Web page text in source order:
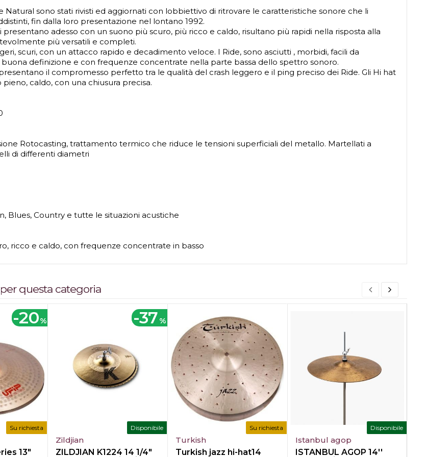
Natural sono stati rivisti ed aggiornati con lobbiettivo di ritrovare le caratteristiche sonore che li
fin dalla loro presentazione nel lontano 1992.
presentano adesso con un suono più scuro, più ricco e caldo, risultano più rapidi nella risposta alla
più versatili e completi.
scuri, con un attacco rapido e decadimento veloce. I Ride, sono asciutti , morbidi, facili da
definizione e con frequenze concentrate nella parte bassa dello spettro sonoro.
il compromesso perfetto tra le qualità del crash leggero e il ping preciso dei Ride. Gli Hi hat
caldo, con una chiusura precisa.
Rotocasting, trattamento termico che riduce le tensioni superficiali del metallo. Martellati a
di differenti diametri
Blues, Country e tutte le situazioni acustiche
ricco e caldo, con frequenze concentrate in basso
questa categoria
-20%
Su richiesta
13"
-37 %
Disponibile
Zildjian
ZILDJIAN K1224 14 1/4"
Su richiesta
Turkish
Turkish jazz hi-hat14
Disponibile
Istanbul agop
ISTANBUL AGOP 14''